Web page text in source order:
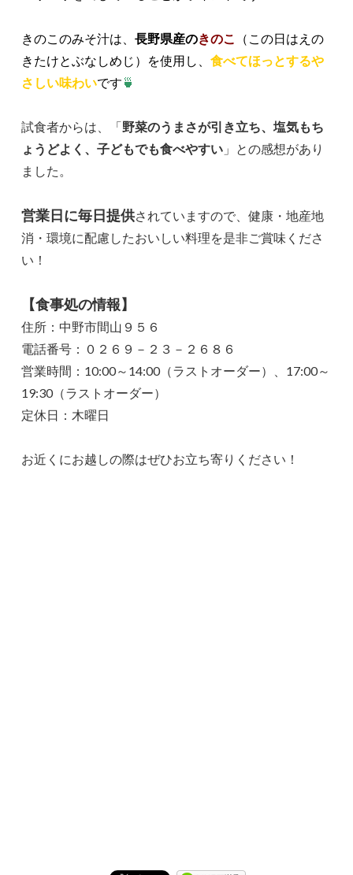
きのこのみそ汁は、長野県産のきのこ
（この日はえの
きたけとぶなしめじ）を使用し、食べてほっとするや
さしい味わいです 🍵
試食者からは、「野菜のうまさが引き立ち、塩気もち
ょうどよく、子どもでも食べやすい 」との感想があり
ました。
営業日に毎日提供されていますので、健康・地産地
消・環境に配慮したおいしい料理を是非ご賞味くださ
い！
【食事処の情報】
住所：中野市間山９５６
電話番号：０２６９－２３－２６８６
営業時間：10:00～14:00（ラストオーダー）、17:00～
19:30（ラストオーダー）
定休日：木曜日
お近くにお越しの際はぜひお立ち寄りください！